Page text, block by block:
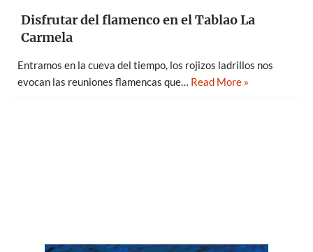
Disfrutar del flamenco en el Tablao La
Carmela
Entramos en la cueva del tiempo, los rojizos ladrillos nos
evocan las reuniones flamencas que… Read More »